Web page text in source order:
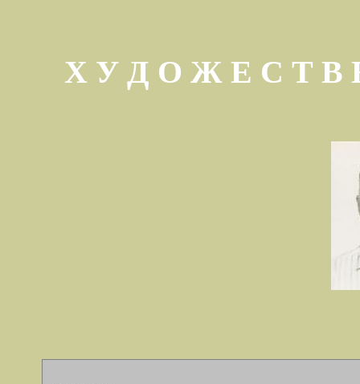
Х У Д О Ж Е С Т